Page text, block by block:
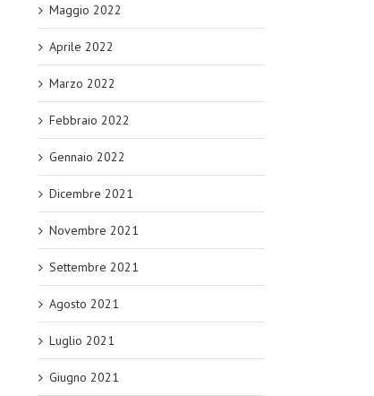
Maggio 2022
Aprile 2022
Marzo 2022
Febbraio 2022
Gennaio 2022
Dicembre 2021
Novembre 2021
Settembre 2021
Agosto 2021
Luglio 2021
Giugno 2021